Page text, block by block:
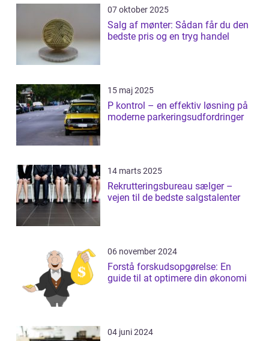
07 oktober 2025
Salg af mønter: Sådan får du den
bedste pris og en tryg handel
15 maj 2025
P kontrol – en effektiv løsning på
moderne parkeringsudfordringer
14 marts 2025
Rekrutteringsbureau sælger –
vejen til de bedste salgstalenter
06 november 2024
Forstå forskudsopgørelse: En
guide til at optimere din økonomi
04 juni 2024